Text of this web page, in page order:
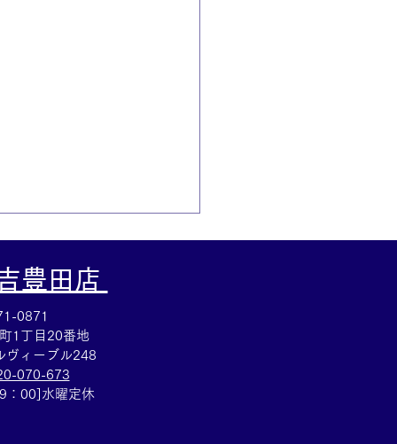
ルウォッチのお買取も
豊田店
0871
1丁目20番地
ヴィーブル248
070-673
：00]水曜定休